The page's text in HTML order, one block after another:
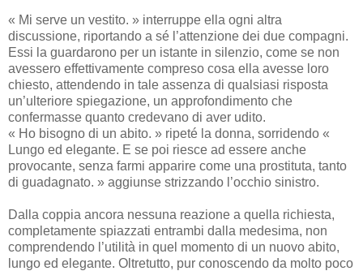
« Mi serve un vestito. » interruppe ella ogni altra
discussione, riportando a sé l’attenzione dei due compagni.
Essi la guardarono per un istante in silenzio, come se non
avessero effettivamente compreso cosa ella avesse loro
chiesto, attendendo in tale assenza di qualsiasi risposta
un’ulteriore spiegazione, un approfondimento che
confermasse quanto credevano di aver udito.
« Ho bisogno di un abito. » ripeté la donna, sorridendo «
Lungo ed elegante. E se poi riesce ad essere anche
provocante, senza farmi apparire come una prostituta, tanto
di guadagnato. » aggiunse strizzando l’occhio sinistro.
Dalla coppia ancora nessuna reazione a quella richiesta,
completamente spiazzati entrambi dalla medesima, non
comprendendo l’utilità in quel momento di un nuovo abito,
lungo ed elegante. Oltretutto, pur conoscendo da molto poco